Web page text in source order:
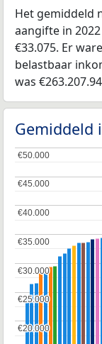
Het gemiddeld
aangifte in
€33.075. Er
belastbaar
was
Gemiddeld
€20.000
€20.000
€25.000
€25.000
€30.000
€30.000
€35.000
€35.000
€40.000
€40.000
€45.000
€45.000
€50.000
€50.000